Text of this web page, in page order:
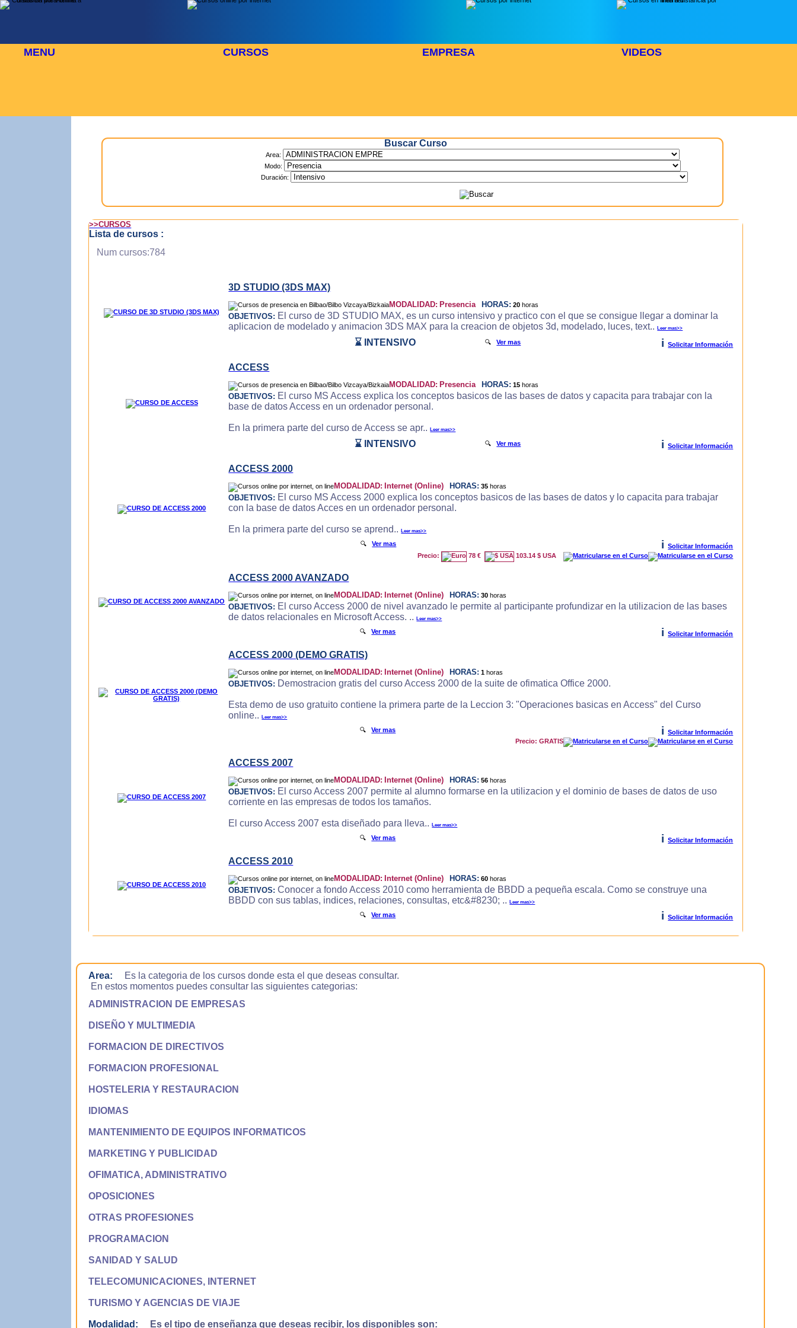
MENU CURSOS EMPRESA VIDEOS
Buscar Curso
Area:
Modo:
Duración:
>>CURSOS
Lista de cursos :
Num cursos:784
3D STUDIO (3DS MAX)
MODALIDAD: Presencia HORAS: 20 horas
OBJETIVOS: El curso de 3D STUDIO MAX, es un curso intensivo y practico con el que se consigue llegar a dominar la
aplicacion de modelado y animacion 3DS MAX para la creacion de objetos 3d, modelado, luces, text..Leer mas>>
⌛ INTENSIVO 🔍Ver mas i Solicitar Información
ACCESS
MODALIDAD: Presencia HORAS: 15 horas
OBJETIVOS: El curso MS Access explica los conceptos basicos de las bases de datos y capacita para trabajar con la
base de datos Access en un ordenador personal.
En la primera parte del curso de Access se apr..Leer mas>>
⌛ INTENSIVO 🔍Ver mas i Solicitar Información
ACCESS 2000
MODALIDAD: Internet (Online) HORAS: 35 horas
OBJETIVOS: El curso MS Access 2000 explica los conceptos basicos de las bases de datos y lo capacita para trabajar
con la base de datos Acces en un ordenador personal.
En la primera parte del curso se aprend..Leer mas>>
🔍Ver mas i
Solicitar Información
Precio:
78 € 103.14 $ USA
ACCESS 2000 AVANZADO
MODALIDAD: Internet (Online) HORAS: 30 horas
OBJETIVOS: El curso Access 2000 de nivel avanzado le permite al participante profundizar en la utilizacion de las bases
de datos relacionales en Microsoft Access. ..Leer mas>>
🔍Ver mas i Solicitar Información
ACCESS 2000 (DEMO GRATIS)
MODALIDAD: Internet (Online) HORAS: 1 horas
OBJETIVOS: Demostracion gratis del curso Access 2000 de la suite de ofimatica Office 2000.
Esta demo de uso gratuito contiene la primera parte de la Leccion 3: "Operaciones basicas en Access" del Curso
online..Leer mas>>
🔍Ver mas i
Solicitar Información
Precio: GRATIS
ACCESS 2007
MODALIDAD: Internet (Online) HORAS: 56 horas
OBJETIVOS: El curso Access 2007 permite al alumno formarse en la utilizacion y el dominio de bases de datos de uso
corriente en las empresas de todos los tamaños.
El curso Access 2007 esta diseñado para lleva..Leer mas>>
🔍Ver mas i Solicitar Información
ACCESS 2010
MODALIDAD: Internet (Online) HORAS: 60 horas
OBJETIVOS: Conocer a fondo Access 2010 como herramienta de BBDD a pequeña escala. Como se construye una
BBDD con sus tablas, indices, relaciones, consultas, etc&#8230; ..Leer mas>>
🔍Ver mas i Solicitar Información
Area:
Es la categoria de los cursos donde esta el que deseas consultar.
En estos momentos puedes consultar las siguientes categorias:
ADMINISTRACION DE EMPRESAS
DISEÑO Y MULTIMEDIA
FORMACION DE DIRECTIVOS
FORMACION PROFESIONAL
HOSTELERIA Y RESTAURACION
IDIOMAS
MANTENIMIENTO DE EQUIPOS INFORMATICOS
MARKETING Y PUBLICIDAD
OFIMATICA, ADMINISTRATIVO
OPOSICIONES
OTRAS PROFESIONES
PROGRAMACION
SANIDAD Y SALUD
TELECOMUNICACIONES, INTERNET
TURISMO Y AGENCIAS DE VIAJE
Modalidad: Es el tipo de enseñanza que deseas recibir, los disponibles son: